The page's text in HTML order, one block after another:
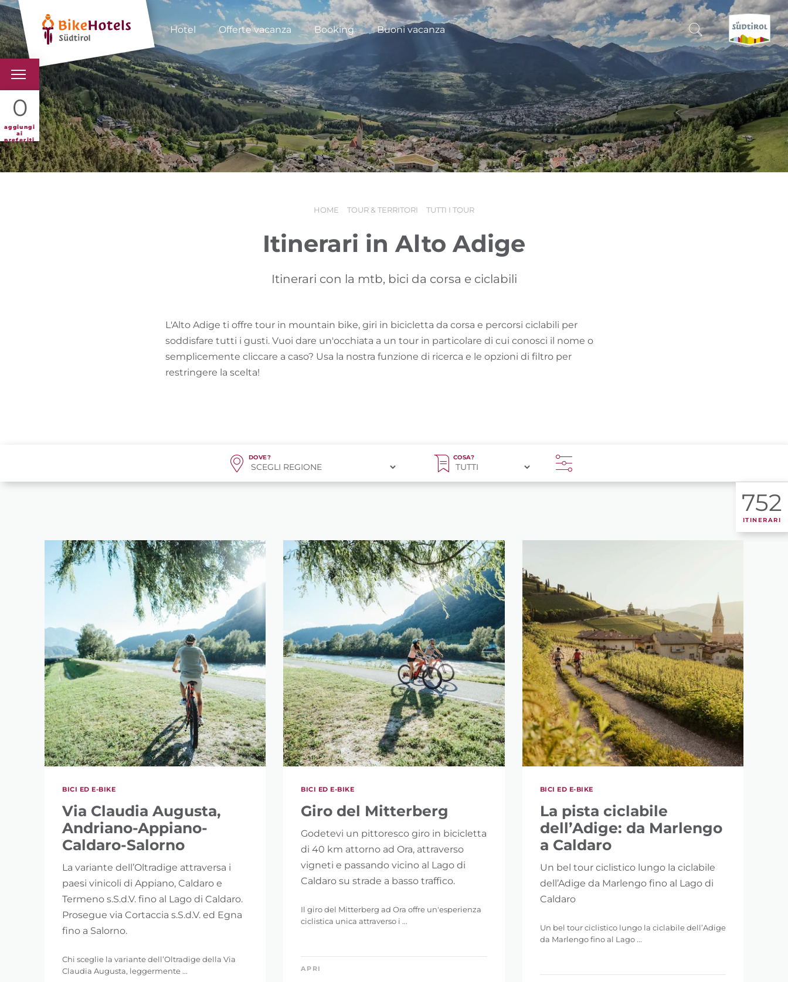
Hotel Offerte vacanza Booking Buoni vacanza
0
aggiungi
ai
preferiti
BIKEHOTELS
HOTELS & PACCHETTI
TOUR & TERRITORI
CERCA E PRENOTA
SCOPRI L'ALTO ADIGE
QUANDO?
-
HOME TOUR & TERRITORI TUTTI I TOUR
Itinerari in Alto Adige
Itinerari con la mtb, bici da corsa e ciclabili
L'Alto Adige ti offre tour in mountain bike, giri in bicicletta da corsa e percorsi ciclabili per
soddisfare tutti i gusti. Vuoi dare un'occhiata a un tour in particolare di cui conosci il nome o
semplicemente cliccare a caso? Usa la nostra funzione di ricerca e le opzioni di filtro per
restringere la scelta!
DOVE? COSA?
752
ITINERARI
BICI ED E-BIKE
Via Claudia Augusta,
Andriano-Appiano-
Caldaro-Salorno
La variante dell’Oltradige attraversa i
paesi vinicoli di Appiano, Caldaro e
Termeno s.S.d.V. fino al Lago di Caldaro.
Prosegue via Cortaccia s.S.d.V. ed Egna
fino a Salorno.
Chi sceglie la variante dell’Oltradige della Via
Claudia Augusta, leggermente ...
BICI ED E-BIKE
Giro del Mitterberg
Godetevi un pittoresco giro in bicicletta
di 40 km attorno ad Ora, attraverso
vigneti e passando vicino al Lago di
Caldaro su strade a basso traffico.
Il giro del Mitterberg ad Ora offre un'esperienza
ciclistica unica attraverso i ...
APRI
BICI ED E-BIKE
La pista ciclabile
dell’Adige: da Marlengo
a Caldaro
Un bel tour ciclistico lungo la ciclabile
dell’Adige da Marlengo fino al Lago di
Caldaro
Un bel tour ciclistico lungo la ciclabile dell’Adige
da Marlengo fino al Lago ...